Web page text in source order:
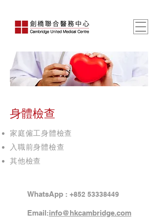
身體檢查
家庭僱工身體檢查
入職前身體檢查
其他檢查
WhatsApp : +852 53338449
Email:info@hkcambridge.com